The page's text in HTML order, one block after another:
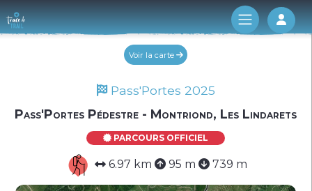
Log
Voir la carte
Pass'Portes 2025
Pass'Portes Pédestre - Montriond, Les Lindarets
PARCOURS OFFICIEL
6.97 km 95 m 739 m